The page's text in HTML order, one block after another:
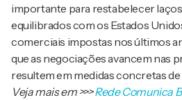
importante para restabelecer
equilibrados com os Estados
comerciais impostas nos últimos
que as negociações avancem nas
resultem em medidas concretas
Veja mais em>>>Rede Comunica